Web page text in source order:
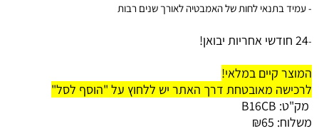
- עמיד בתנאי לחות של האמבטיה לאורך שנים רבות
-24 חודשי אחריות יבואן!
המוצר קיים במלאי!
לרכישה מאובטחת דרך האתר יש ללחוץ על "הוסף לסל"
מק"ט: B16CB
משלוח:
₪65